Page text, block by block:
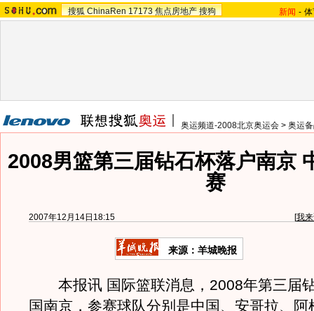
搜狐 ChinaRen 17173 焦点房地产 搜狗 新闻 -
奥运频道-2008北京奥运会 > 奥运
2008男篮第三届钻石杯落户南京
赛
2007年12月14日18:15 [我
来源：羊城晚报
本报讯 国际篮联消息，2008年第三届
国南京，参赛球队分别是中国、安哥拉、阿